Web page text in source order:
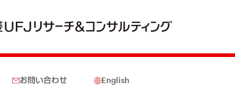
お問い合わせ English